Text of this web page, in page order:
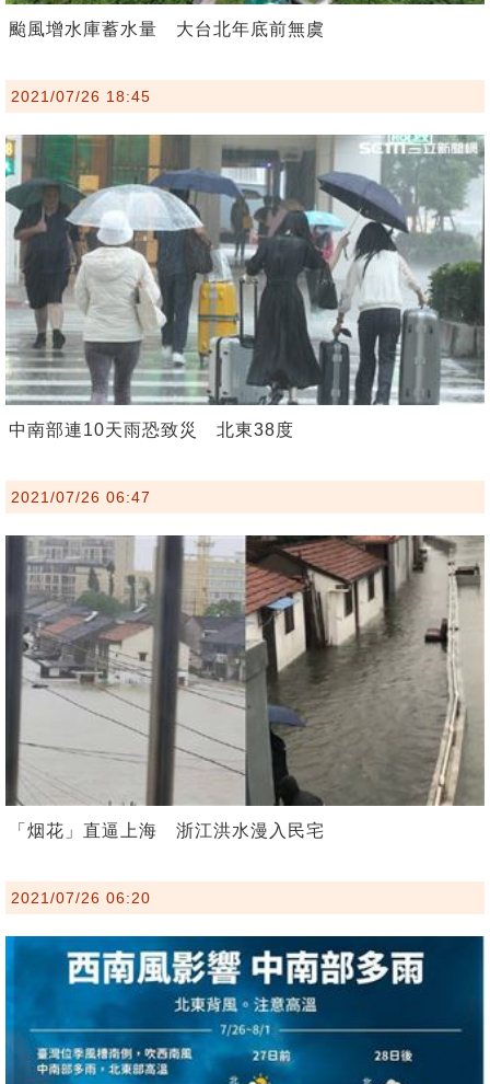
颱風增水庫蓄水量 大台北年底前無虞
2021/07/26 18:45
中南部連10天雨恐致災 北東38度
2021/07/26 06:47
「烟花」直逼上海 浙江洪水漫入民宅
2021/07/26 06:20